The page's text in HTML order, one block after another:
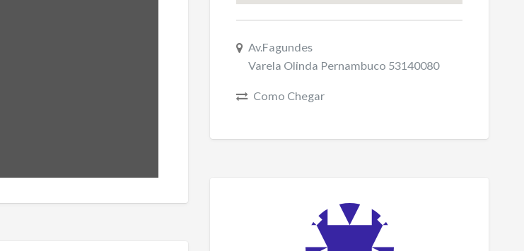
Av.Fagundes
Varela Olinda Pernambuco 53140080
Como Chegar